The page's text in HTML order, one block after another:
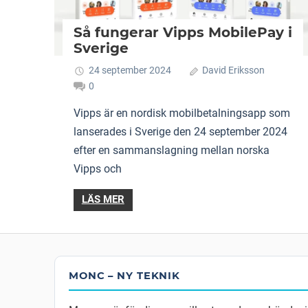
Så fungerar Vipps MobilePay i
Sverige
24 september 2024
David Eriksson
0
Vipps är en nordisk mobilbetalningsapp som
lanserades i Sverige den 24 september 2024
efter en sammanslagning mellan norska
Vipps och
LÄS MER
MONC – NY TEKNIK